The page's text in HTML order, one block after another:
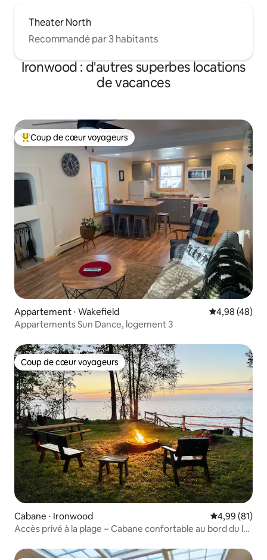
Theater North
Recommandé par 3 habitants
Ironwood : d'autres superbes locations
de vacances
Coups de cœur voyageurs les plus appréciés
Coup de cœur voyageurs
Appartement ⋅ Wakefield Évaluation
4,98 (48)
Appartements Sun Dance, logement 3
Coup de cœur voyageurs
Coup de cœur voyageurs
Cabane ⋅ Ironwood Évaluation
4,99 (81)
Accès privé à la plage ~ Cabane confortable au bord du lac